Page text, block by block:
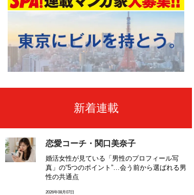
新着連載
恋愛コーチ・関口美奈子
婚活女性が見ている「男性のプロフィール写
真」の“5つのポイント”…会う前から選ばれる男
性の共通点
2026年08月07日